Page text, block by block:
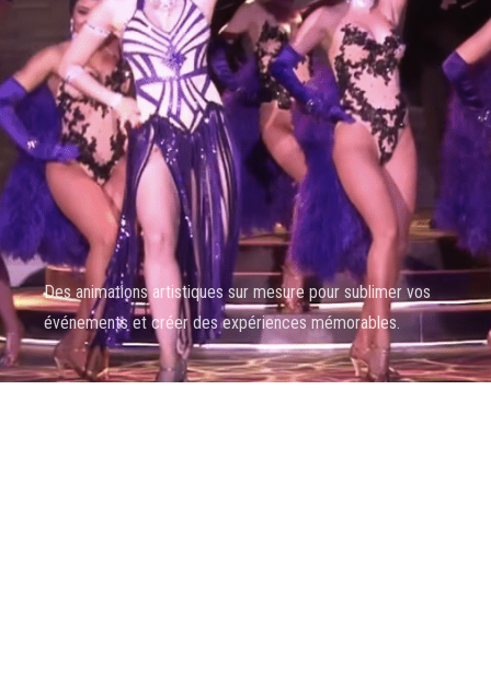
Des animations artistiques sur mesure pour sublimer vos
événements et créer des expériences mémorables.